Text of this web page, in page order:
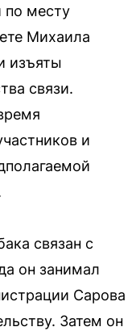
по месту
Михаила
изъяты
связи.
и
связан с
он занимал
Сарова
Затем он